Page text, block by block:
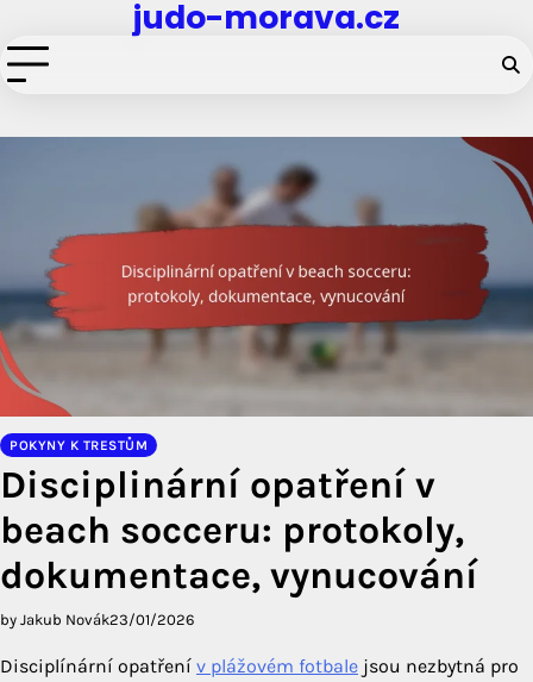
to
content
judo-morava.cz
POKYNY K TRESTŮM
Disciplinární opatření v
beach socceru: protokoly,
dokumentace, vynucování
by Jakub Novák23/01/2026
Disciplínární opatření v plážovém fotbale jsou nezbytná pro